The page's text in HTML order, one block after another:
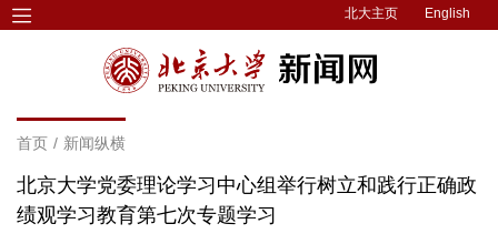
北大主页 English
首页 / 新闻纵横
北京大学党委理论学习中心组举行树立和践行正确政
绩观学习教育第七次专题学习